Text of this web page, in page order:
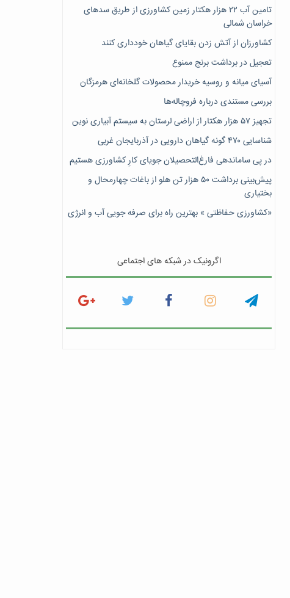
تامین آب ۲۲ هزار هکتار زمین کشاورزی از طریق سدهای
خراسان شمالی
کشاورزان از آتش زدن بقایای گیاهان خودداری کنند
تعجیل در برداشت برنج ممنوع
آسیای میانه و روسیه خریدار محصولات گلخانه‌ای هرمزگان
بررسی مستندی درباره فروچاله‌ها
تجهیز ۵۷ هزار هکتار از اراضی لرستان به سیستم آبیاری نوین
شناسایی ۴۷٠ گونه گیاهان دارویی در آذربایجان غربی
در پی ساماندهی فارغ‌التحصیلان جویای کارِ کشاورزی هستیم
پیش‎‌بینی برداشت ۵۰ هزار تن هلو از باغات چهارمحال و
بختیاری
«کشاورزی حفاظتی » بهترین راه برای صرفه جویی آب و انرژی
اگرونیک در شبکه های اجتماعی